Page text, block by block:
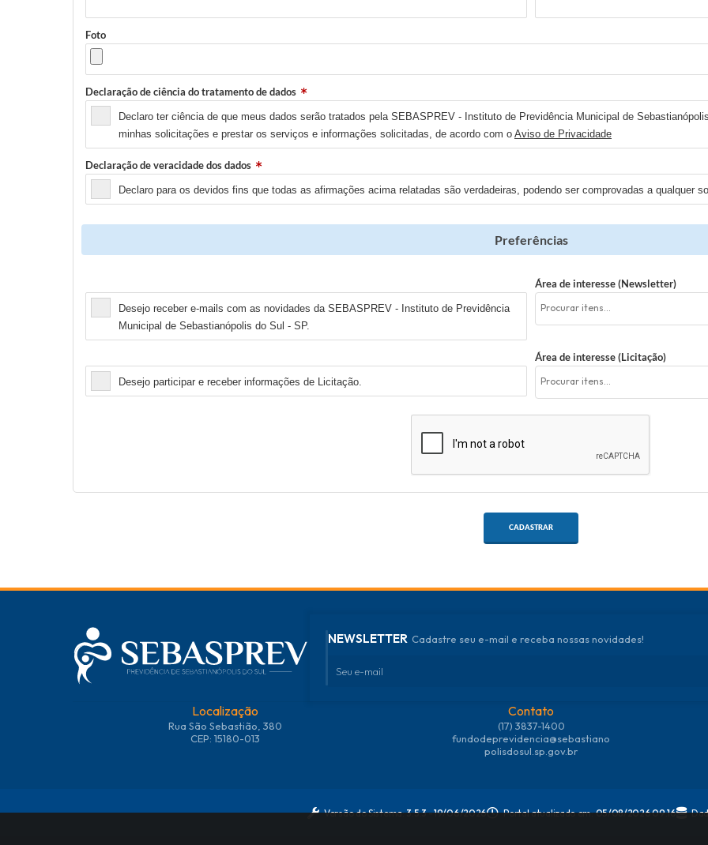
Foto
Declaração de ciência do tratamento de dados
Declaro ter ciência de que meus dados serão tratados pela SEBASPREV - Instituto de Previdência Municipal de
minhas solicitações e prestar os serviços e informações solicitadas, de acordo com o Aviso de Privacidade
Declaração de veracidade dos dados
Declaro para os devidos fins que todas as afirmações acima relatadas são verdadeiras, podendo ser comprovadas a qualquer
Preferências
Desejo receber e-mails com as novidades da SEBASPREV - Instituto de Previdência
Municipal de Sebastianópolis do Sul - SP.
Área de interesse (Newsletter)
Desejo participar e receber informações de Licitação.
Área de interesse (Licitação)
CADASTRAR
NEWSLETTER Cadastre seu e-mail e receba nossas novidades!
Localização
Rua São Sebastião, 380
CEP: 15180-013
Contato
(17) 3837-1400
fundodeprevidencia@sebastiano
polisdosul.sp.gov.br
Versão do Sistema:3.5.3 - 19/06/2026 Portal atualizado em:05/08/2026 09:16